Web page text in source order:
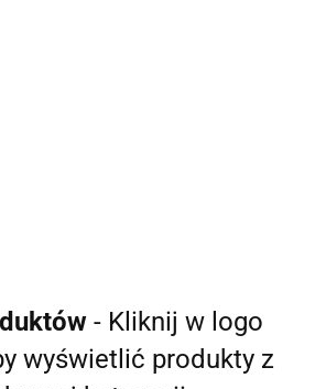
- Kliknij w logo
wyświetlić produkty z